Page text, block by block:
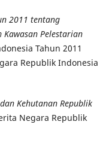
2011 tentang
Kawasan Pelestarian
Tahun 2011
Republik Indonesia
Kehutanan Republik
Negara Republik